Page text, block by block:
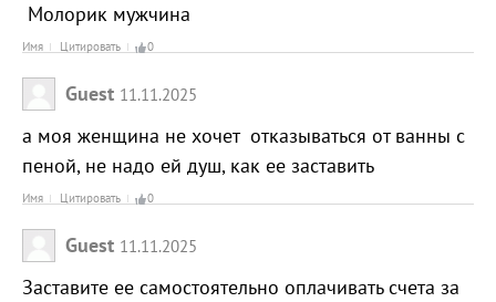
Молорик мужчина
Имя Цитировать 0
Guest 11.11.2025
а моя женщина не хочет отказываться от ванны с
пеной, не надо ей душ, как ее заставить
Имя Цитировать 0
Guest 11.11.2025
Заставите ее самостоятельно оплачивать счета за